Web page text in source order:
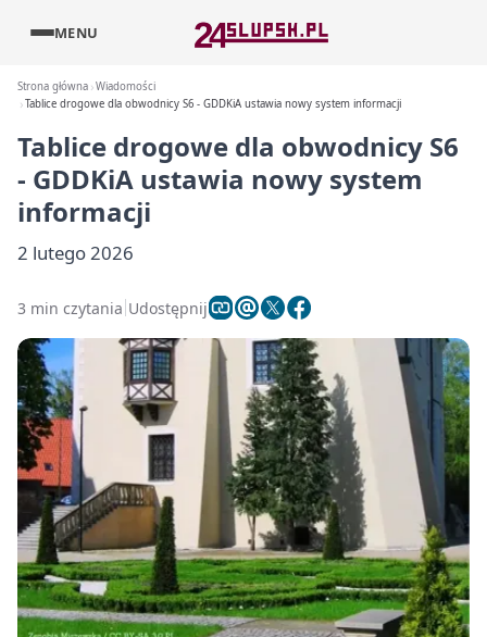
MENU
Strona główna Wiadomości
Tablice drogowe dla obwodnicy S6 - GDDKiA ustawia nowy system informacji
Tablice drogowe dla obwodnicy S6
- GDDKiA ustawia nowy system
informacji
2 lutego 2026
3 min czytania Udostępnij